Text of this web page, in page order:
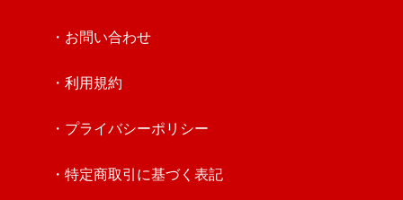
・お問い合わせ
・利用規約
・プライバシーポリシー
・特定商取引に基づく表記